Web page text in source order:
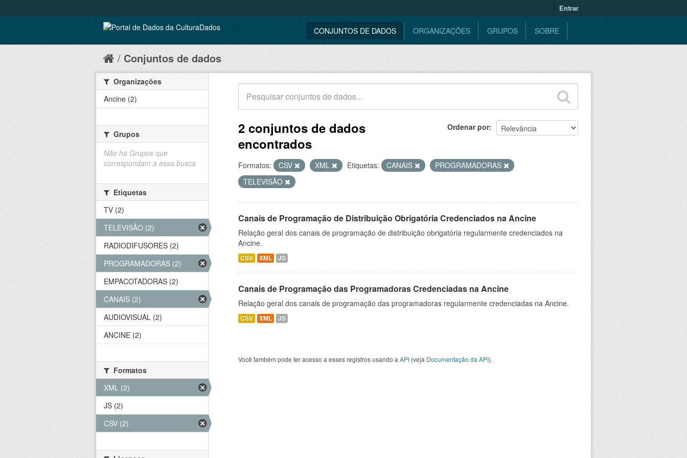
Entrar
CONJUNTOS DE DADOS ORGANIZAÇÕES GRUPOS SOBRE
Conjuntos de dados
Ordenar por
2 conjuntos de dados
encontrados
Formatos: CSV XML Etiquetas: CANAIS
PROGRAMADORAS
TELEVISÃO
Canais de Programação de Distribuição Obrigatória Credenciados na Ancine
Relação geral dos canais de programação de distribuição obrigatória regularmente credenciados na
Ancine.
CSV XML JS
Canais de Programação das Programadoras Credenciadas na Ancine
Relação geral dos canais de programação das programadoras regularmente credenciadas na Ancine.
CSV XML JS
Você também pode ter acesso a esses registros usando a API (veja Documentação da API).
Organizações
Ancine (2)
Grupos
Não há Grupos que
correspondam a essa busca
Etiquetas
TV (2)
TELEVISÃO (2)
RADIODIFUSORES (2)
PROGRAMADORAS (2)
EMPACOTADORAS (2)
CANAIS (2)
AUDIOVISUAL (2)
ANCINE (2)
Formatos
XML (2)
JS (2)
CSV (2)